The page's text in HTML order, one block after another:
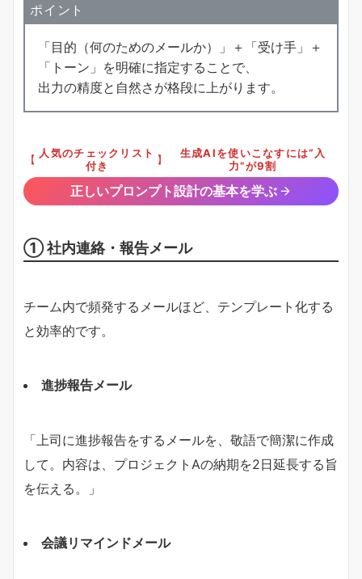
ポイント
「目的（何のためのメールか）」＋「受け手」＋
「トーン」を明確に指定することで、
出力の精度と自然さが格段に上がります。
【 人気のチェックリスト
付き
】
生成AIを使いこなすには“入
力”が9割
正しいプロンプト設計の基本を学ぶ
① 社内連絡・報告メール
チーム内で頻発するメールほど、テンプレート化する
と効率的です。
進捗報告メール
「上司に進捗報告をするメールを、敬語で簡潔に作成
して。内容は、プロジェクトAの納期を2日延長する旨
を伝える。」
会議リマインドメール